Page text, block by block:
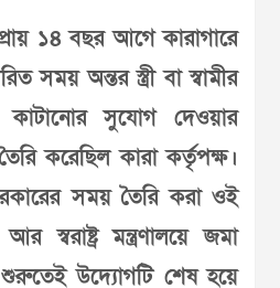
১৪ বছর আগে কারাগারে
সময় অন্তর স্ত্রী বা স্বামীর
কাটানোর সুযোগ দেওয়ার
করেছিল কারা কর্তৃপক্ষ।
সময় তৈরি করা ওই
স্বরাষ্ট্র মন্ত্রণালয়ে জমা
উদ্যোগটি শেষ হয়ে